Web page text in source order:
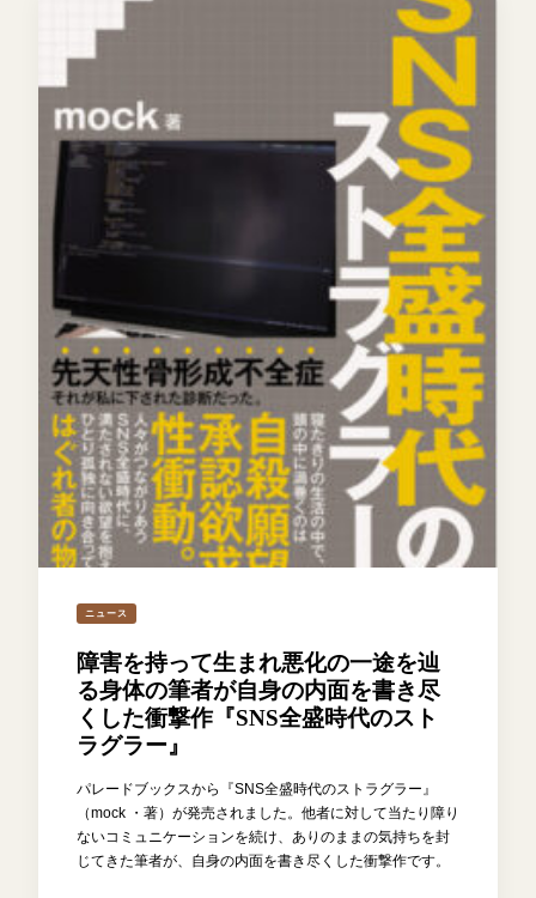
ニュース
障害を持って生まれ悪化の一途を辿
る身体の筆者が自身の内面を書き尽
くした衝撃作『SNS全盛時代のスト
ラグラー』
パレードブックスから『SNS全盛時代のストラグラー』
（mock ・著）が発売されました。他者に対して当たり障り
ないコミュニケーションを続け、ありのままの気持ちを封
じてきた筆者が、自身の内面を書き尽くした衝撃作です。